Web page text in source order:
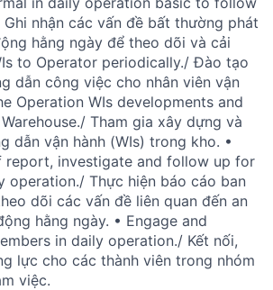
nhận các vấn đề bất thường phát
hằng ngày để theo dõi và cải
to Operator periodically./ Đào tạo
dẫn công việc cho nhân viên vận
Operation WIs developments and
Tham gia xây dựng và
dẫn vận hành (WIs) trong kho. •
report, investigate and follow up for
operation./ Thực hiện báo cáo ban
dõi các vấn đề liên quan đến an
hằng ngày. • Engage and
in daily operation./ Kết nối,
lực cho các thành viên trong nhóm
việc.